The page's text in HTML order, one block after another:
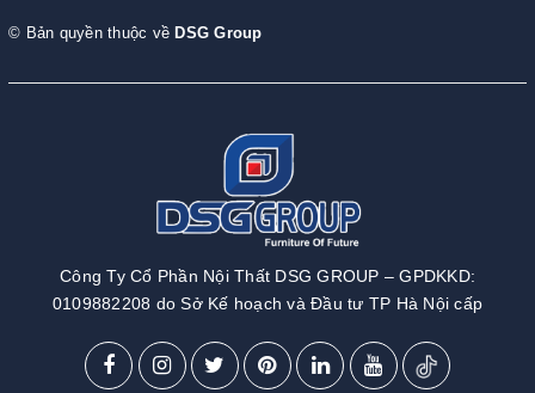
© Bản quyền thuộc về DSG Group
Công Ty Cổ Phần Nội Thất DSG GROUP – GPDKKD:
0109882208 do Sở Kế hoạch và Đầu tư TP Hà Nội cấp